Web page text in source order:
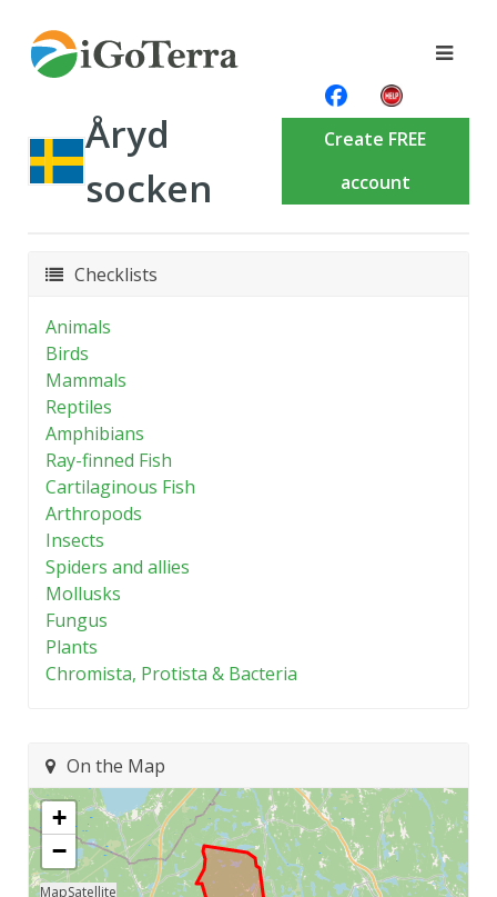
Åryd
socken
Create FREE
account
Checklists
Animals
Birds
Mammals
Reptiles
Amphibians
Ray-finned Fish
Cartilaginous Fish
Arthropods
Insects
Spiders and allies
Mollusks
Fungus
Plants
Chromista, Protista & Bacteria
On the Map
+
−